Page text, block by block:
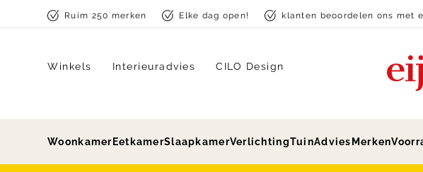
Skip to contentRuim 250 merken Elke dag open! klanten beoordelen ons met
Winkels Interieuradvies CILO Design
Woonkamer EetkamerSlaapkamerVerlichtingTuinAdvies Merken